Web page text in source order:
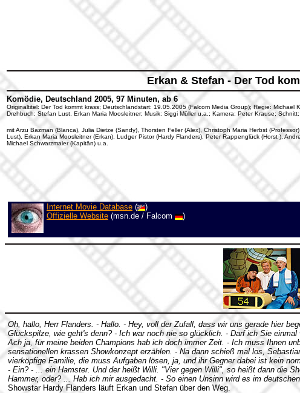
Erkan & Stefan - Der Tod
Komödie, Deutschland 2005, 97 Minuten, ab 6
Originaltitel: Der Tod kommt krass; Deutschlandstart: 19.05.2005 (Falcom Media Group); Regie:
Drehbuch: Stefan Lust, Erkan Maria Moosleitner; Musik: Siggi Müller u.a.; Kamera: Peter Krause;
mit Arzu Bazman (Blanca), Julia Dietze (Sandy), Thorsten Feller (Alex), Christoph Maria Herbst
Lust), Erkan Maria Moosleitner (Erkan), Ludger Pistor (Hardy Flanders), Peter Rappenglück (Horst ),
Michael Schwarzmaier (Kapitän) u.a.
Internet Movie Database (
)
Offizielle Website (msn.de / Falcom )
Oh, hallo, Herr Flanders. - Hallo. - Hey, voll der Zufall, dass wir uns gerade hier
Glückspilze, wie geht's denn? - Ich war noch nie so glücklich. - Darf ich Sie einmal
Ach ja, für meine beiden Champions hab ich doch immer Zeit. - Ich muss Ihnen
sensationellen krassen Showkonzept erzählen. - Na dann schieß mal los,
vierköpfige Familie, die muss Aufgaben lösen, ja, und ihr Gegner dabei ist kein
- Ein? - ... ein Hamster. Und der heißt Willi. "Vier gegen Willi", so heißt dann die
Hammer, oder? ... Hab ich mir ausgedacht. - So einen Unsinn wird es im
Showstar Hardy Flanders läuft Erkan und Stefan über den Weg.